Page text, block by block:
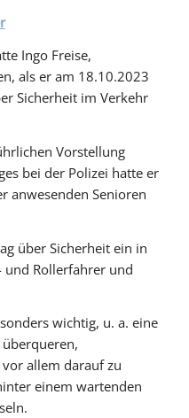
Ingo Freise,
als er am 18.10.2023
Sicherheit im Verkehr
Vorstellung
bei der Polizei hatte er
anwesenden Senioren
über Sicherheit ein in
und Rollerfahrer und
wichtig, u. a. eine
allem darauf zu
einem wartenden